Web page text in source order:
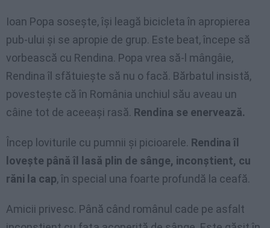
Ioan Popa soseşte, îşi leagă bicicleta în apropierea
pub-ului şi se apropie de grup. Este beat, începe să
vorbească cu Rendina. Popa vrea să-l mângâie,
Rendina îl sfătuieşte să nu o facă. Bărbatul insistă,
povesteşte că în România unchiul său aveau un
câine tot de aceeaşi rasă. Rendina se enervează.
Încep loviturile cu pumnii şi picioarele. Rendina îl
loveşte până îl lasă plin de sânge, inconştient, cu
răni la cap, în special una foarte profundă la ceafă.
Amicii privesc. Până când românul cade pe asfalt